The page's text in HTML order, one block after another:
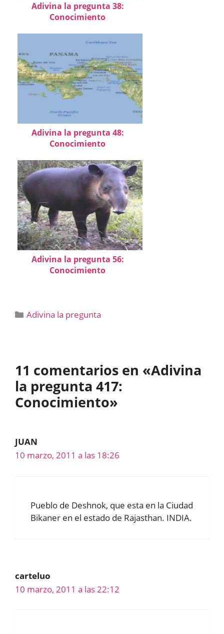
Adivina la pregunta 38:
Conocimiento
Adivina la pregunta 48:
Conocimiento
Adivina la pregunta 56:
Conocimiento
Categorías
Adivina la pregunta
11 comentarios en «Adivina
la pregunta 417:
Conocimiento»
JUAN
10 marzo, 2011 a las 18:26
Pueblo de Deshnok, que esta en la Ciudad
Bikaner en el estado de Rajasthan. INDIA.
carteluo
10 marzo, 2011 a las 22:12